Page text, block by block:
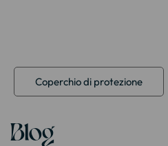
Coperchio di protezione
Blog